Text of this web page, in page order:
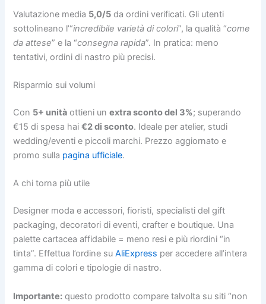
Valutazione media 5,0/5 da ordini verificati. Gli utenti
sottolineano l’“incredibile varietà di colori”, la qualità “come
da attese” e la “consegna rapida”. In pratica: meno
tentativi, ordini di nastro più precisi.
Risparmio sui volumi
Con 5+ unità ottieni unextra sconto del 3%; superando
€15 di spesa hai€2 di sconto. Ideale per atelier, studi
wedding/eventi e piccoli marchi. Prezzo aggiornato e
promo sulla pagina ufficiale.
A chi torna più utile
Designer moda e accessori, fioristi, specialisti del gift
packaging, decoratori di eventi, crafter e boutique. Una
palette cartacea affidabile = meno resi e più riordini “in
tinta”. Effettua l’ordine suAliExpress per accedere all’intera
gamma di colori e tipologie di nastro.
Importante: questo prodotto compare talvolta su siti “non